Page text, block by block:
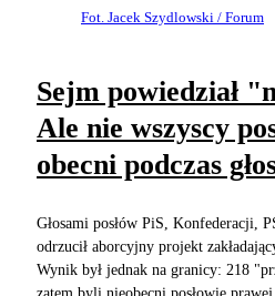
Fot. Jacek Szydlowski / Forum
Sejm powiedział
Ale nie wszyscy
obecni podczas
Głosami posłów PiS, Konfederacji,
odrzucił aborcyjny projekt
Wynik był jednak na granicy: 218